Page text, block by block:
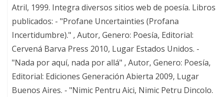
Atril, 1999. Integra diversos sitios web de poesía. Libros
publicados: - "Profane Uncertainties (Profana
Incertidumbre)." , Autor, Genero: Poesía, Editorial:
Cervená Barva Press 2010, Lugar Estados Unidos. -
"Nada por aquí, nada por allá" , Autor, Genero: Poesía,
Editorial: Ediciones Generación Abierta 2009, Lugar
Buenos Aires. - "Nimic Pentru Aici, Nimic Petru Dincolo.